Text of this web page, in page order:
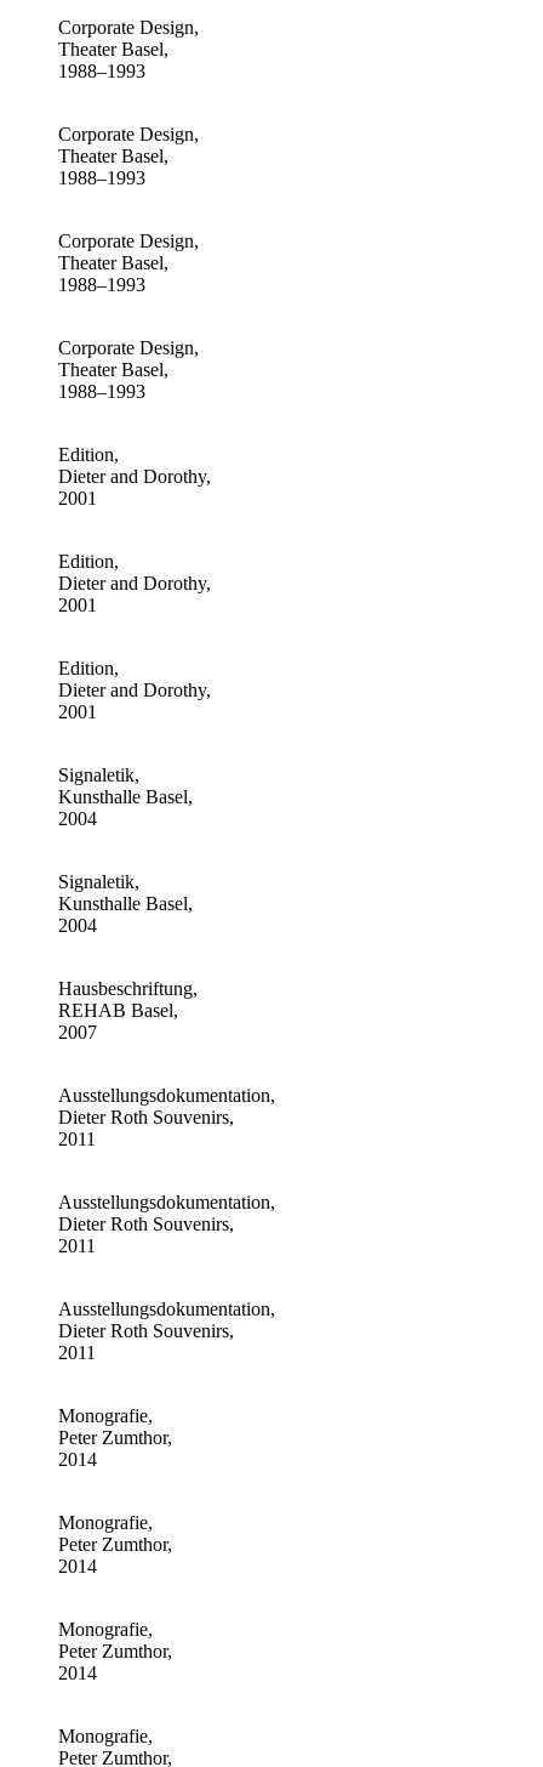
Corporate Design,
Theater Basel,
1988–1993
Corporate Design,
Theater Basel,
1988–1993
Corporate Design,
Theater Basel,
1988–1993
Corporate Design,
Theater Basel,
1988–1993
Edition,
Dieter and Dorothy,
2001
Edition,
Dieter and Dorothy,
2001
Edition,
Dieter and Dorothy,
2001
Signaletik,
Kunsthalle Basel,
2004
Signaletik,
Kunsthalle Basel,
2004
Hausbeschriftung,
REHAB Basel,
2007
Ausstellungsdokumentation,
Dieter Roth Souvenirs,
2011
Ausstellungsdokumentation,
Dieter Roth Souvenirs,
2011
Ausstellungsdokumentation,
Dieter Roth Souvenirs,
2011
Monografie,
Peter Zumthor,
2014
Monografie,
Peter Zumthor,
2014
Monografie,
Peter Zumthor,
2014
Monografie,
Peter Zumthor,